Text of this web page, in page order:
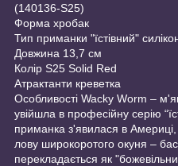
(140136-S25)
Форма хробак
Тип приманки "їстівний"
Довжина 13,7 см
Колір S25 Solid Red
Атрактанти креветка
Особливості Wacky Worm –
увійшла в професійну серію
приманка з'явилася в
лову широкоротого окуня –
перекладається як